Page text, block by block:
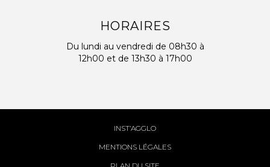
HORAIRES
Du lundi au vendredi de 08h30 à
12h00 et de 13h30 à 17h00
INST’AGGLO
MENTIONS LÉGALES